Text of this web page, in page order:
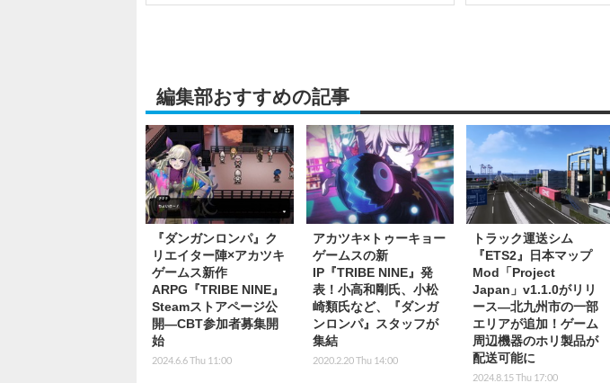
編集部おすすめの記事
『ダンガンロンパ』ク
リエイター陣×アカツキ
ゲームス新作
ARPG『TRIBE NINE』
Steamストアページ公
開―CBT参加者募集開
始
2024.6.6 Thu 11:00
アカツキ×トゥーキョー
ゲームスの新
IP『TRIBE NINE』発
表！小高和剛氏、小松
崎類氏など、『ダンガ
ンロンパ』スタッフが
集結
2020.2.20 Thu 14:00
トラック運送シム
『ETS2』日本マップ
Mod「Project
Japan」v1.1.0がリリ
ース―北九州市の一部
エリアが追加！ゲーム
周辺機器のホリ製品が
配送可能に
2024.8.15 Thu 17:00